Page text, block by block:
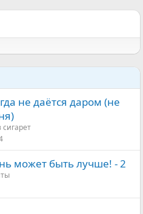
не даётся даром (не
может быть лучше! - 2